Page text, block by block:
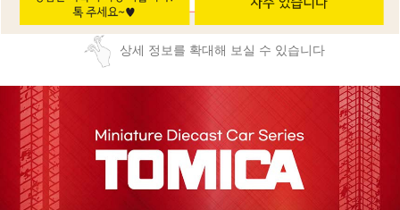
상세 정보를 확대해 보실 수 있습니다